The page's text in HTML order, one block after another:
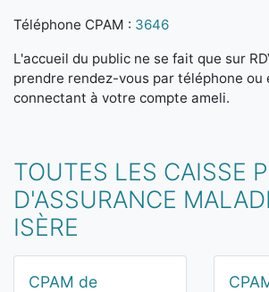
Téléphone CPAM : 3646
L'accueil du public ne se fait que sur
prendre rendez-vous par téléphone ou
connectant à votre compte ameli.
TOUTES LES CAISSE
D'ASSURANCE
ISÈRE
CPAM de